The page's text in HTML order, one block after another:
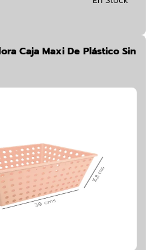
Caja Maxi De Plástico Sin